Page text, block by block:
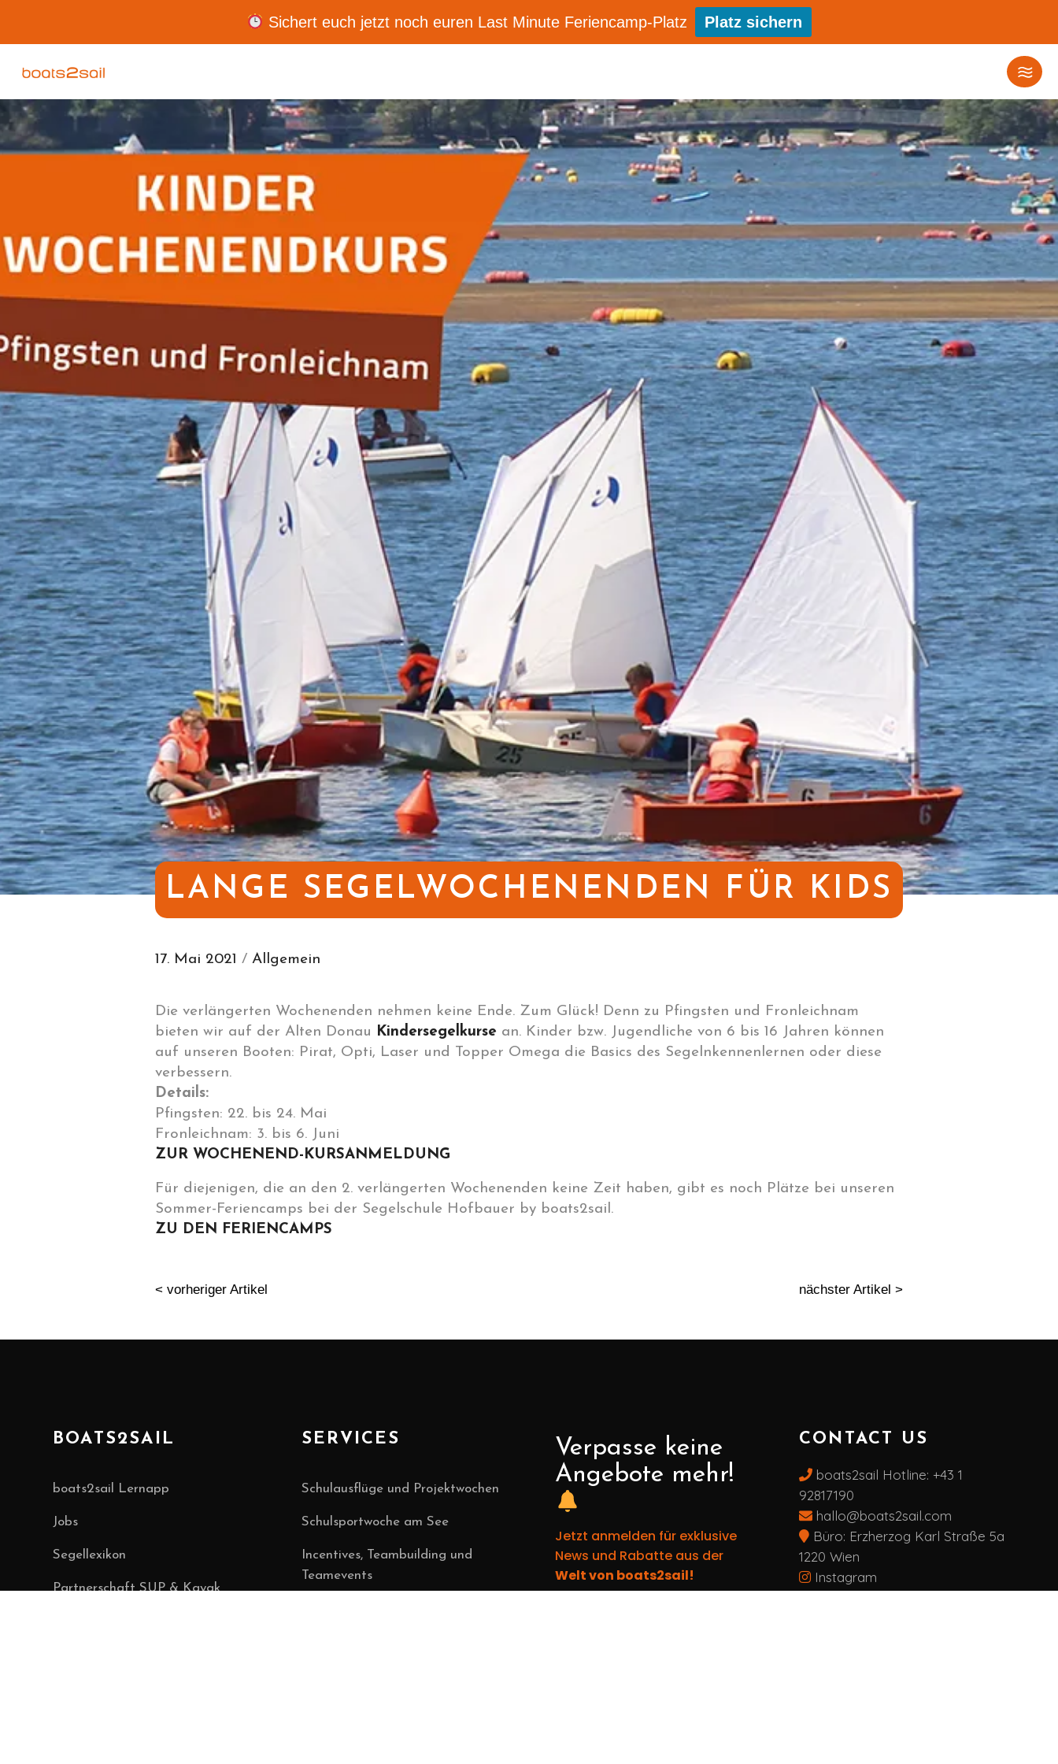
LANGE SEGELWOCHENENDEN FÜR KIDS
17. Mai 2021 / Allgemein
Die verlängerten Wochenenden nehmen keine Ende. Zum Glück! Denn zu Pfingsten und Fronleichnam
bieten wir auf der Alten Donau Kindersegelkurse an. Kinder bzw. Jugendliche von 6 bis 16 Jahren können
auf unseren Booten: Pirat, Opti, Laser und Topper Omega die Basics des Segelnkennenlernen oder diese
verbessern.
Details:
Pfingsten: 22. bis 24. Mai
Fronleichnam: 3. bis 6. Juni
ZUR WOCHENEND-KURSANMELDUNG
Für diejenigen, die an den 2. verlängerten Wochenenden keine Zeit haben, gibt es noch Plätze bei unseren
Sommer-Feriencamps bei der Segelschule Hofbauer by boats2sail.
ZU DEN FERIENCAMPS
< vorheriger Artikel nächster Artikel >
BOATS2SAIL
boats2sail Lernapp
Jobs
Segellexikon
Partnerschaft SUP & Kayak
SERVICES
Schulausflüge und Projektwochen
Schulsportwoche am See
Incentives, Teambuilding und
Teamevents
Verpasse keine
Angebote mehr!
Jetzt anmelden für exklusive
News und Rabatte aus der
Welt von boats2sail!
CONTACT US
boats2sail Hotline: +43 1
92817190
hallo@boats2sail.com
Büro: Erzherzog Karl Straße 5a
1220 Wien
Instagram
Sichert euch jetzt noch euren Last Minute Feriencamp-Platz Platz sichern